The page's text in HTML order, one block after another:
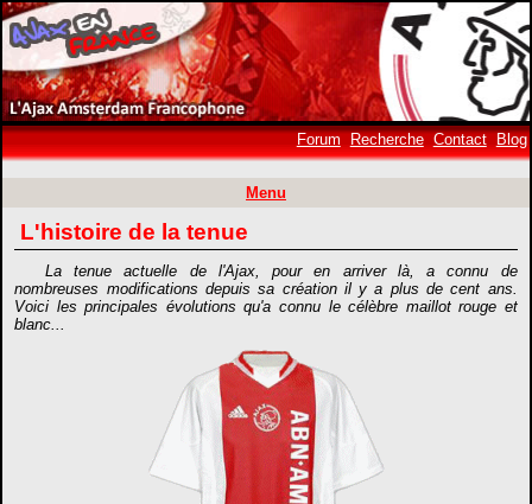
Forum Recherche Contact Blog
Menu
L'histoire de la tenue
La tenue actuelle de l'Ajax, pour en arriver là, a connu de
nombreuses modifications depuis sa création il y a plus de cent ans.
Voici les principales évolutions qu'a connu le célèbre maillot rouge et
blanc...